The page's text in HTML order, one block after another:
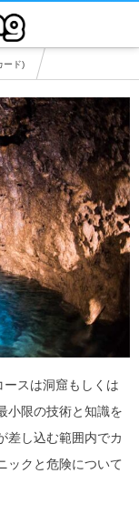
ード)
スは洞窟もしくは
小限の技術と知識を
差し込む範囲内でカ
ックと危険について